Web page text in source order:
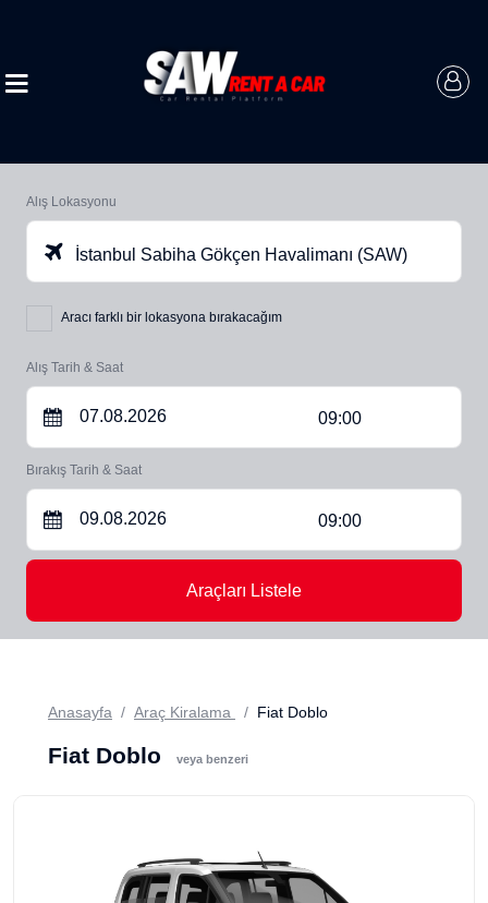
Alış Lokasyonu
İstanbul Sabiha Gökçen Havalimanı (SAW)
Aracı farklı bir lokasyona bırakacağım
Alış Tarih & Saat
09:00
Bırakış Tarih & Saat
09:00
Araçları Listele
Anasayfa Araç Kiralama Fiat Doblo
Fiat Doblo veya benzeri